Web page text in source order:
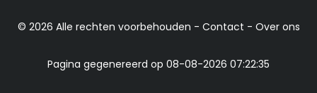
© 2026 Alle rechten voorbehouden - Contact - Over ons
Pagina gegenereerd op 08-08-2026 07:22:35